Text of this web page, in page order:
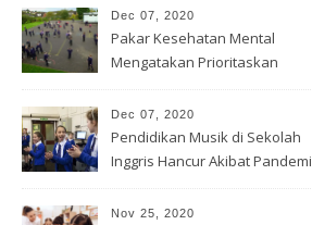
Rasisme
Dec 07, 2020
Pakar Kesehatan Mental
Mengatakan Prioritaskan
Dec 07, 2020
Pendidikan Musik di Sekolah
Inggris Hancur Akibat Pandemi
Nov 25, 2020